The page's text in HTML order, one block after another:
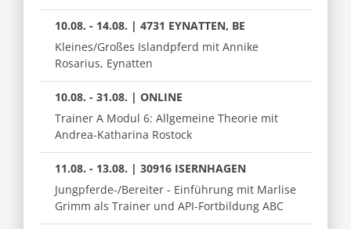
10.08. - 14.08. | 4731 EYNATTEN, BE
Kleines/Großes Islandpferd mit Annike
Rosarius, Eynatten
10.08. - 31.08. | ONLINE
Trainer A Modul 6: Allgemeine Theorie mit
Andrea-Katharina Rostock
11.08. - 13.08. | 30916 ISERNHAGEN
Jungpferde-/Bereiter - Einführung mit Marlise
Grimm als Trainer und API-Fortbildung ABC